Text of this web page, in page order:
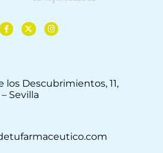
los Descubrimientos, 11,
Sevilla